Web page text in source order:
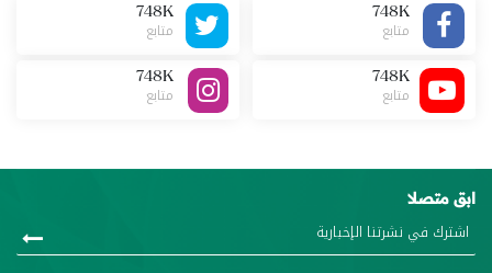
748K
متابع
748K
متابع
748K
متابع
748K
متابع
ابق متصلا